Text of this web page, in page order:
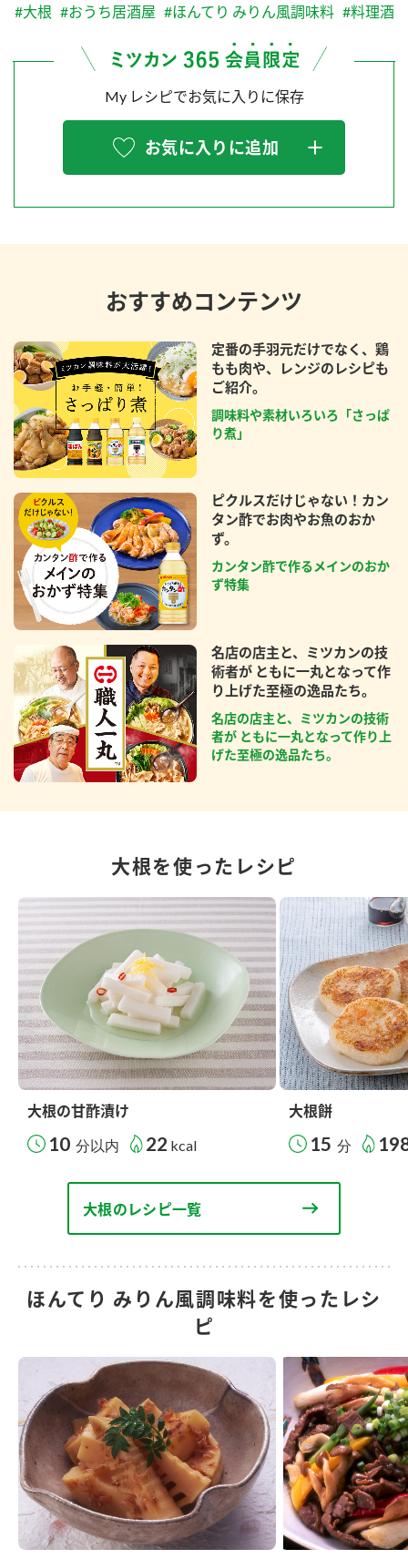
#大根 #おうち居酒屋 #ほんてり みりん風調味料 #料理酒
My レシピでお気に入りに保存
お気に入りに追加
おすすめコンテンツ
定番の手羽元だけでなく、鶏
もも肉や、レンジのレシピも
ご紹介。
調味料や素材いろいろ「さっぱ
り煮」
ピクルスだけじゃない！カン
タン酢でお肉やお魚のおか
ず。
カンタン酢で作るメインのおか
ず特集
名店の店主と、ミツカンの技
術者が ともに一丸となって作
り上げた至極の逸品たち。
名店の店主と、ミツカンの技術
者が ともに一丸となって作り上
げた至極の逸品たち。
大根を使ったレシピ
大根の甘酢漬け
10 分以内 22 kcal
大根餅
15 分
大根のレシピ一覧
ほんてり みりん風調味料を使ったレシ
ピ